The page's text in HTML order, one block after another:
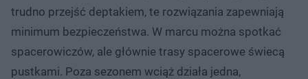
trudno przejść deptakiem, te rozwiązania zapewniają
minimum bezpieczeństwa. W marcu można spotkać
spacerowiczów, ale głównie trasy spacerowe świecą
pustkami. Poza sezonem wciąż działa jedna,